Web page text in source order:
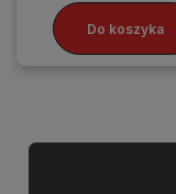
Do koszyka